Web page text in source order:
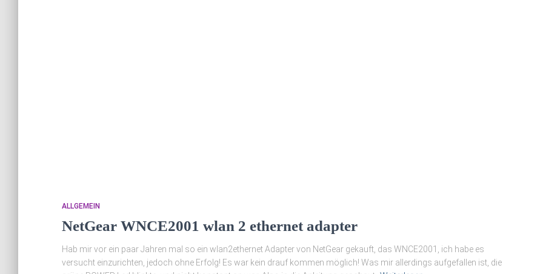
ALLGEMEIN
NetGear WNCE2001 wlan 2 ethernet adapter
Hab mir vor ein paar Jahren mal so ein wlan2ethernet Adapter von NetGear gekauft, das WNCE2001, ich habe es
versucht einzurichten, jedoch ohne Erfolg! Es war kein drauf kommen möglich! Was mir allerdings aufgefallen ist, die